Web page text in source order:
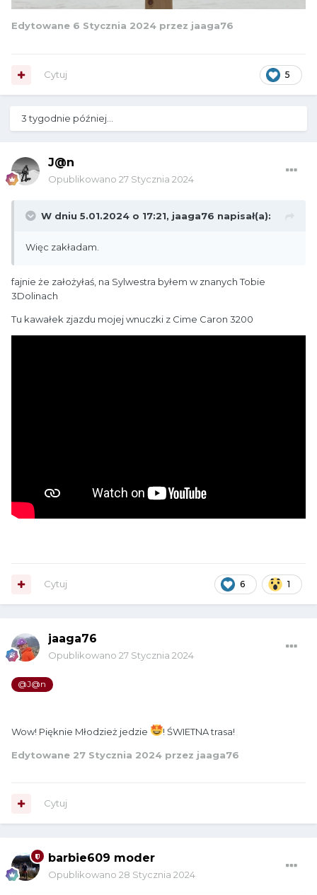
Edytowane 6 Stycznia 2024 przez jaaga76
5
Cytuj
3 tygodnie później...
J@n
Opublikowano 27 Stycznia 2024
W dniu 5.01.2024 o 17:21, jaaga76 napisał(a):
Więc zakładam.
fajnie że założyłaś, na Sylwestra byłem w znanych Tobie
3Dolinach
Tu kawałek zjazdu mojej wnuczki z Cime Caron 3200
6 1
Cytuj
jaaga76
Opublikowano 27 Stycznia 2024
@J@n
Wow! Pięknie Młodzież jedzie ! ŚWIETNA trasa!
Edytowane 27 Stycznia 2024 przez jaaga76
Cytuj
barbie609 moder
Opublikowano 28 Stycznia 2024